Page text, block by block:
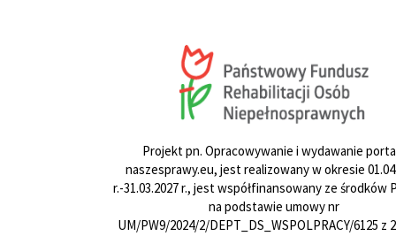
Projekt pn. Opracowywanie i wydawanie
naszesprawy.eu, jest realizowany w okresie
r.-31.03.2027 r., jest współfinansowany ze środków
na podstawie umowy nr
UM/PW9/2024/2/DEPT_DS_WSPOLPRACY/6125 z